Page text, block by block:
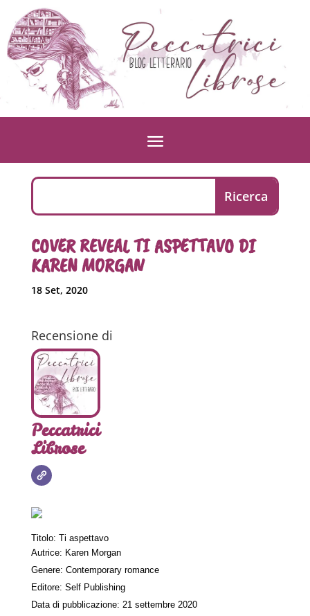
COVER REVEAL TI ASPETTAVO DI
KAREN MORGAN
18 Set, 2020
Recensione di
Peccatrici
Librose
Titolo: Ti aspettavo
Autrice: Karen Morgan
Genere: Contemporary romance
Editore: Self Publishing
Data di pubblicazione: 21 settembre 2020